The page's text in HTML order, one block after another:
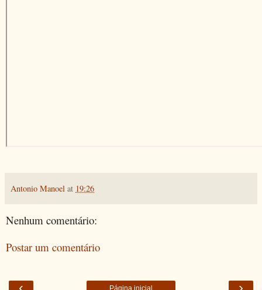
Antonio Manoel at 19:26
Nenhum comentário:
Postar um comentário
Página inicial